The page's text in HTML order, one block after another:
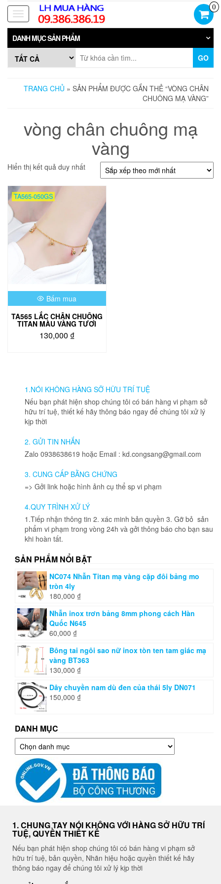
Skip
the
content
Toggle
navigation
0
DANH MỤC SẢN PHẨM
GO
TRANG CHỦ » SẢN PHẨM ĐƯỢC GẮN THẺ “VÒNG CHÂN
CHUÔNG MẠ VÀNG”
vòng chân chuông mạ
vàng
Hiển thị kết quả duy nhất
TA565-050GS
Bấm mua
TA565 LẮC CHÂN CHUÔNG
TITAN MÀU VÀNG TƯƠI
130,000 ₫
1.NÓI KHÔNG HÀNG SỠ HỮU TRÍ TUỆ
Nếu bạn phát hiện shop chúng tôi có bán hàng vi phạm sở
hữu trí tuệ, thiết kế hãy thông báo ngay để chúng tôi xử lý
kịp thời
2. GỬI TIN NHẮN
Zalo 0938638619 hoặc Email : kd.congsang@gmail.com
3. CUNG CẤP BẰNG CHỨNG
=> Gởi link hoặc hình ảnh cụ thể sp vi phạm
4.QUY TRÌNH XỬ LÝ
1.Tiếp nhận thông tin 2. xác minh bản quyền 3. Gỡ bỏ sản
phẩm vi phạm trong vòng 24h và gởi thông báo cho bạn sau
khi hoàn tất.
SẢN PHẨM NỔI BẬT
NC074 Nhẫn Titan mạ vàng cặp đôi bảng mo
tròn 4ly
180,000 ₫
Nhẫn inox trơn bảng 8mm phong cách Hàn
Quốc N645
60,000 ₫
Bông tai ngôi sao nữ inox tòn ten tam giác mạ
vàng BT363
130,000 ₫
Dây chuyền nam dù đen của thái 5ly DN071
150,000 ₫
DANH MỤC
Danh
mục
1. CHUNG TAY NÓI KHÔNG VỚI HÀNG SỞ HỮU TRÍ
TUỆ, QUYỀN THIẾT KẾ
Nếu bạn phát hiện shop chúng tôi có bán hàng vi phạm sở
hữu trí tuệ, bản quyền, Nhãn hiệu hoặc quyền thiết kế hãy
thông báo ngay để chúng tôi xử lý kịp thời